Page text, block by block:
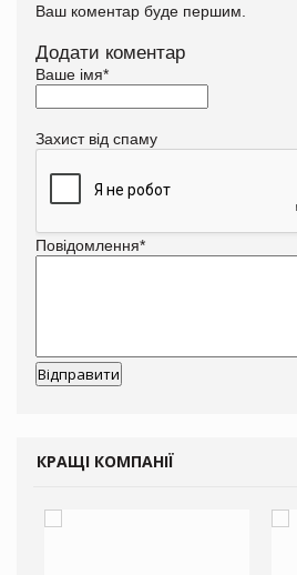
Ваш коментар буде першим.
Додати коментар
Ваше імя*
Захист від спаму
Повідомлення*
КРАЩІ КОМПАНІЇ